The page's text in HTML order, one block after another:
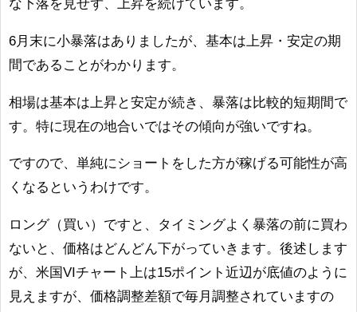
な下落を見せず、上昇を続けています。
6月末に小暴落はありましたが、基本は上昇・安定の期
間であることがわかります。
相場は基本は上昇と安定が続き、暴落は比較的短期間で
す。特に現在の地合いではその傾向が強いですね。
ですので、単純にショートをした方が稼げる可能性が高
くなるというわけです。
ロング（買い）ですと、タイミングよく暴落の前に買わ
ないと、価格はどんどん下がっていきます。後述します
が、米国VIチャート上は15ポイント近辺が底値のように
見えますが、価格調整差額で毎月調整されていますの